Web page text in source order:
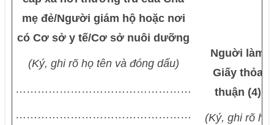
mẹ đẻ/Người giám hộ hoặc nơi
có Cơ sở y tế/Cơ sở nuôi dưỡng
(Ký, ghi rõ họ tên và đóng dấu)
…………………………………………
…………………………………………
Nguời làm
Giấy thỏa
thuận (4)
(Ký, ghi rõ họ